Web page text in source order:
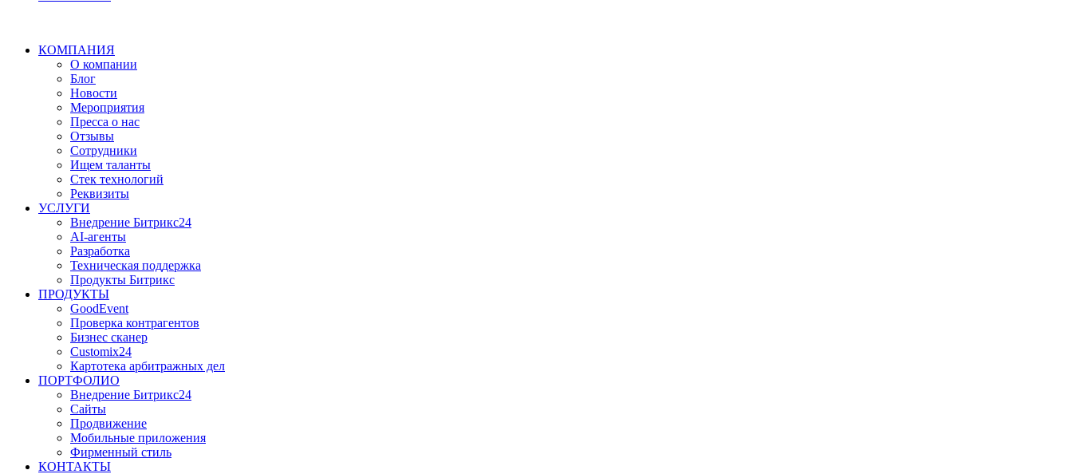
КОМПАНИЯ
О компании
Блог
Новости
Мероприятия
Пресса о нас
Отзывы
Сотрудники
Ищем таланты
Стек технологий
Реквизиты
УСЛУГИ
Внедрение Битрикс24
AI-агенты
Разработка
Техническая поддержка
Продукты Битрикс
ПРОДУКТЫ
GoodEvent
Проверка контрагентов
Бизнес сканер
Customix24
Картотека арбитражных дел
ПОРТФОЛИО
Внедрение Битрикс24
Сайты
Продвижение
Мобильные приложения
Фирменный стиль
КОНТАКТЫ